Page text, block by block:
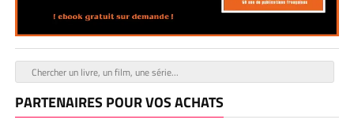
PARTENAIRES POUR VOS ACHATS